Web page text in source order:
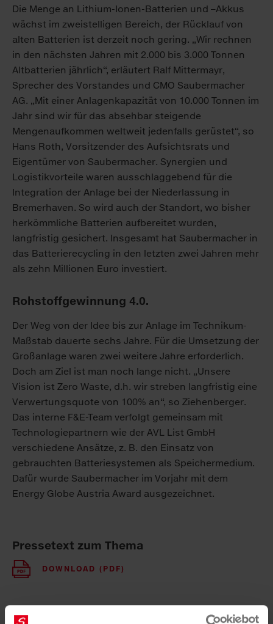
Die Menge an Lithium-Ionen-Batterien und –Akkus
wächst im zweistelligen Bereich, der Rücklauf von
alten Batterien ist derzeit noch gering. „Wir rechnen
in den nächsten Jahren mit 2.000 bis 3.000 Tonnen
Altbatterien jährlich“, erläutert Ralf Mittermayr,
Sprecher des Vorstandes und CMO Saubermacher
AG. „Mit einer Anlagenkapazität von 10.000 Tonnen im
Jahr sind wir für das absehbar steigende
Mengenaufkommen weltweit jedenfalls gerüstet“, so
Hans Roth, Vorsitzender des Aufsichtsrats und
Eigentümer von Saubermacher. Synergien und
Logistikvorteile waren ausschlaggebend für die
Integration der Anlage bei der Niederlassung in
Bremerhaven. So wird auch der Standort, wo bisher
herkömmliche Batterien aufbereitet wurden,
langfristig gesichert. Insgesamt hat Saubermacher in
das Batterierecycling in den letzten zwei Jahren mehr
als zehn Millionen Euro investiert.
Rohstoffgewinnung 4.0.
Der Weg von der Idee bis zur Anlage im Technikum-
Maßstab dauerte sechs Jahre. Für die Umsetzung der
Großanlage waren zwei weitere Jahre erforderlich.
Doch am Ziel ist man noch lange nicht. „Unsere
Vision ist Zero Waste, d.h. wir streben langfristig eine
Verwertungsquote von 100% an“, so Ziehenberger.
Das interne F&E-Team verfolgt gemeinsam mit
Technologiepartnern wie der AVL List GmbH
verschiedene Ansätze, z. B. den Einsatz von
gebrauchten Batteriesystemen als Speichermedium.
Dafür wurde Saubermacher im Vorjahr mit dem
Energy Globe Austria Award ausgezeichnet.
Pressetext zum Thema
DOWNLOAD (PDF)